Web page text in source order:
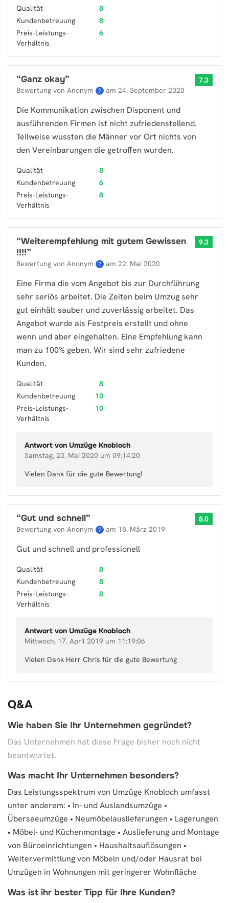
Qualität
8
Kundenbetreuung
8
Preis-Leistungs-
Verhältnis
6
“Ganz okay”
Bewertung von Anonym ? am 24. September 2020
7.3
Die Kommunikation zwischen Disponent und
ausführenden Firmen ist nicht zufriedenstellend.
Teilweise wussten die Männer vor Ort nichts von
den Vereinbarungen die getroffen wurden.
Qualität
8
Kundenbetreuung
6
Preis-Leistungs-
Verhältnis
8
“Weiterempfehlung mit gutem Gewissen
!!!!”
Bewertung von Anonym ? am 22. Mai 2020
9.3
Eine Firma die vom Angebot bis zur Durchführung
sehr seriös arbeitet. Die Zeiten beim Umzug sehr
gut einhält sauber und zuverlässig arbeitet. Das
Angebot wurde als Festpreis erstellt und ohne
wenn und aber eingehalten. Eine Empfehlung kann
man zu 100% geben. Wir sind sehr zufriedene
Kunden.
Qualität
8
Kundenbetreuung
10
Preis-Leistungs-
Verhältnis
10
Antwort von Umzüge Knobloch
Samstag, 23. Mai 2020 um 09:14:20
Vielen Dank für die gute Bewertung!
“Gut und schnell”
Bewertung von Anonym ? am 18. März 2019
8.0
Gut und schnell und professionell
Qualität
8
Kundenbetreuung
8
Preis-Leistungs-
Verhältnis
8
Antwort von Umzüge Knobloch
Mittwoch, 17. April 2019 um 11:19:06
Vielen Dank Herr Chris für die gute Bewertung
Q&A
Wie haben Sie Ihr Unternehmen gegründet?
Das Unternehmen hat diese Frage bisher noch nicht
beantwortet.
Was macht Ihr Unternehmen besonders?
Das Leistungsspektrum von Umzüge Knobloch umfasst
unter anderem: • In- und Auslandsumzüge •
Überseeumzüge • Neumöbelauslieferungen • Lagerungen
• Möbel- und Küchenmontage • Auslieferung und Montage
von Büroeinrichtungen • Haushaltsauflösungen •
Weitervermittlung von Möbeln und/oder Hausrat bei
Umzügen in Wohnungen mit geringerer Wohnfläche
Was ist ihr bester Tipp für Ihre Kunden?